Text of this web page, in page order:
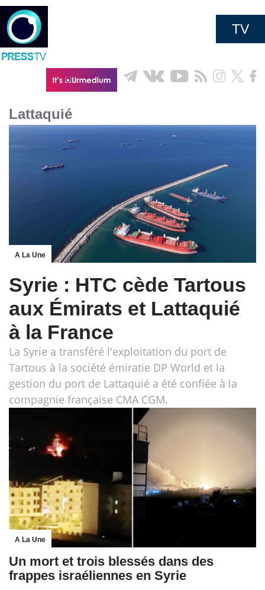
TV
Lattaquié
A La Une
Syrie : HTC cède Tartous
aux Émirats et Lattaquié
à la France
La Syrie a transféré l'exploitation du port de
Tartous à la société émiratie DP World et la
gestion du port de Lattaquié a été confiée à la
compagnie française CMA CGM.
A La Une
Un mort et trois blessés dans des
frappes israéliennes en Syrie